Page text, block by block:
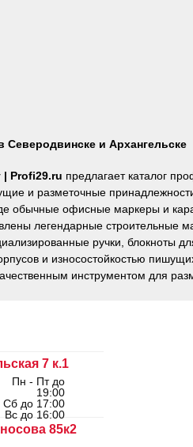
Северодвинске и Архангельске
Profi29.ru предлагает каталог
и разметочные
обычные офисные маркеры и
легендарные строительные
ручки, блокноты
и износостойкостью
инструментом для
85к2
7 к.1
Пн - Пт до
19:00
Сб до 17:00
Вс до 16:00